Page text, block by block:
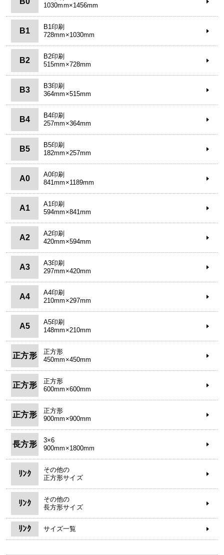
1030mm×1456mm
B1
B1印刷
728mm×1030mm
B2
B2印刷
515mm×728mm
B3
B3印刷
364mm×515mm
B4
B4印刷
257mm×364mm
B5
B5印刷
182mm×257mm
A0
A0印刷
841mm×1189mm
A1
A1印刷
594mm×841mm
A2
A2印刷
420mm×594mm
A3
A3印刷
297mm×420mm
A4
A4印刷
210mm×297mm
A5
A5印刷
148mm×210mm
正方形
正方形
450mm×450mm
正方形
正方形
600mm×600mm
正方形
正方形
900mm×900mm
長方形
3×6
900mm×1800mm
ﾘﾝｸ
その他の
正方形サイズ
ﾘﾝｸ
その他の
長方形サイズ
ﾘﾝｸ サイズ一覧